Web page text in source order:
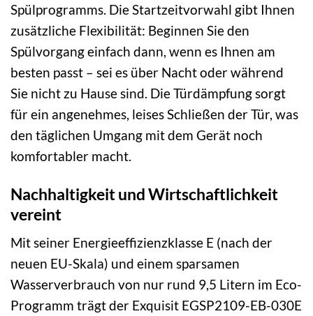
Spülprogramms. Die Startzeitvorwahl gibt Ihnen
zusätzliche Flexibilität: Beginnen Sie den
Spülvorgang einfach dann, wenn es Ihnen am
besten passt – sei es über Nacht oder während
Sie nicht zu Hause sind. Die Türdämpfung sorgt
für ein angenehmes, leises Schließen der Tür, was
den täglichen Umgang mit dem Gerät noch
komfortabler macht.
Nachhaltigkeit und Wirtschaftlichkeit
vereint
Mit seiner Energieeffizienzklasse E (nach der
neuen EU-Skala) und einem sparsamen
Wasserverbrauch von nur rund 9,5 Litern im Eco-
Programm trägt der Exquisit EGSP2109-EB-030E